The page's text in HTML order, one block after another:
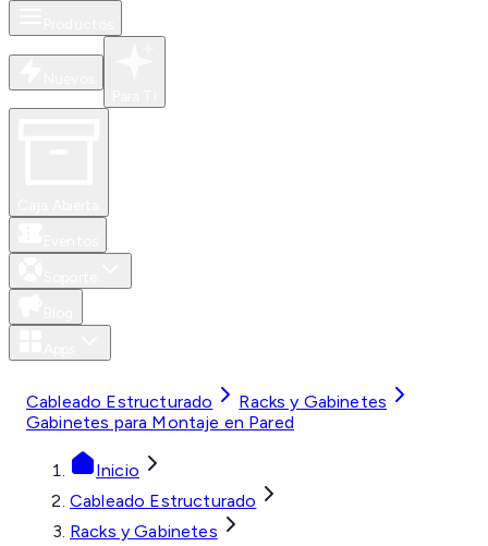
Cableado Estructurado
Racks y Gabinetes
Gabinetes para Montaje en Pared
Inicio
Cableado Estructurado
Racks y Gabinetes